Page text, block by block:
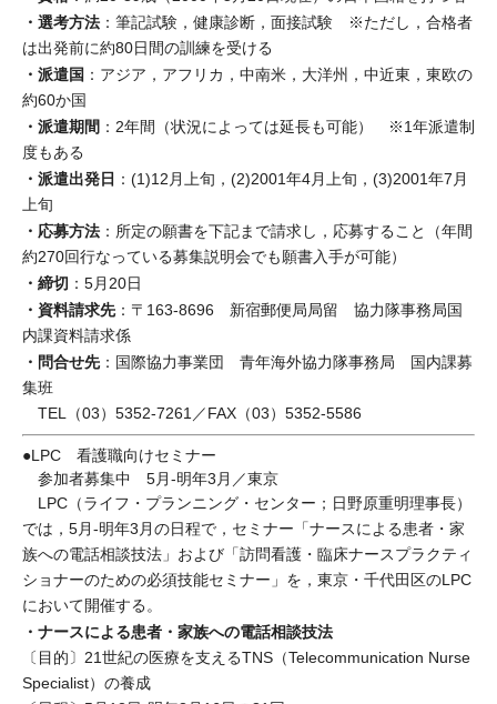
・選考方法 ：筆記試験，健康診断，面接試験 ※ただし，合格者
は出発前に約80日間の訓練を受ける
・派遣国 ：アジア，アフリカ，中南米，大洋州，中近東，東欧の
約60か国
・派遣期間 ：2年間（状況によっては延長も可能） ※1年派遣制
度もある
・派遣出発日 ：(1)12月上旬，(2)2001年4月上旬，(3)2001年7月
上旬
・応募方法 ：所定の願書を下記まで請求し，応募すること（年間
約270回行なっている募集説明会でも願書入手が可能）
・締切 ：5月20日
・資料請求先：〒163-8696 新宿郵便局局留 協力隊事務局国
内課資料請求係
・問合せ先：国際協力事業団 青年海外協力隊事務局 国内課募
集班
TEL（03）5352-7261／FAX（03）5352-5586
●LPC 看護職向けセミナー
参加者募集中 5月-明年3月／東京
LPC（ライフ・プランニング・センター；日野原重明理事長）
では，5月-明年3月の日程で，セミナー「ナースによる患者・家
族への電話相談技法」および「訪問看護・臨床ナースプラクティ
ショナーのための必須技能セミナー」を，東京・千代田区のLPC
において開催する。
・ナースによる患者・家族への電話相談技法
〔目的〕21世紀の医療を支えるTNS（Telecommunication Nurse
Specialist）の養成